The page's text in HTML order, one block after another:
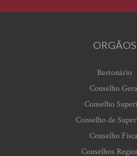
ORGÃOS
Bastonário
Conselho
Conselho
Conselho de
Conselho
Conselhos